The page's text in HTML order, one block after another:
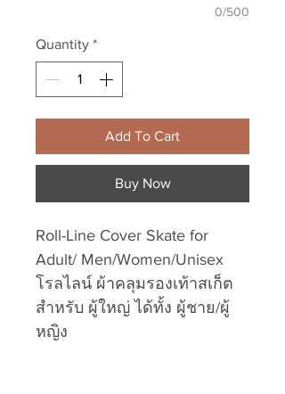
0/500
Quantity *
Add To Cart
Buy Now
Roll-Line Cover Skate for
Adult/ Men/Women/Unisex
โรลไลน์ ผ้าคลุมรองเท้าสเก็ต
สำหรับ ผู้ใหญ่ ได้ทั้ง ผู้ชาย/ผู้
หญิง